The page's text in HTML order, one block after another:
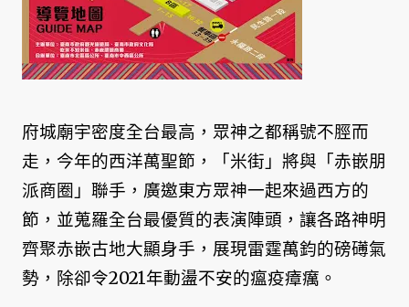
府城廟宇密度全台最高，眾神之都稱號不脛而
走，今年的西洋萬聖節，「米街」將與「赤嵌朋
派商圈」聯手，廣邀東方眾神一起來過西方的
節，並蒐羅全台最優質的表演陣頭，讓各路神明
齊聚赤嵌古地大顯身手，展現雷霆萬鈞的磅礡氣
勢，除卻令2021年動盪不安的瘟疫瘴癘。